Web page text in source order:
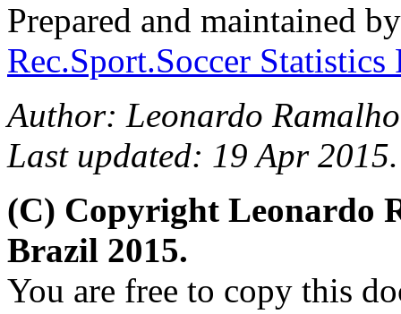
Prepared and maintained
Rec.Sport.Soccer
Author: Leonardo
Last updated: 19 Apr 2015.
(C) Copyright Leonardo
Brazil 2015.
You are free to copy this